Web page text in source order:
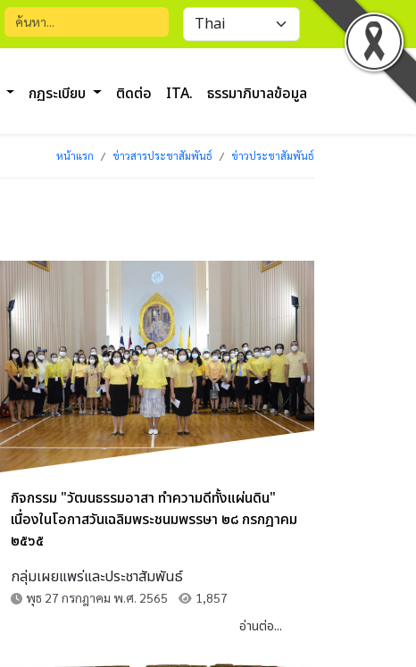
กฏระเบียบ ติดต่อ ITA. ธรรมาภิบาลข้อมูล
หน้าแรก ข่าวสารประชาสัมพันธ์ ข่าวประชาสัมพันธ์
กิจกรรม "วัฒนธรรมอาสา ทำความดีทั้งแผ่นดิน"
เนื่องในโอกาสวันเฉลิมพระชนมพรรษา ๒๘ กรกฎาคม
๒๕๖๕
กลุ่มเผยแพร่และประชาสัมพันธ์
พุธ 27 กรกฎาคม พ.ศ. 2565 1,857
อ่านต่อ...